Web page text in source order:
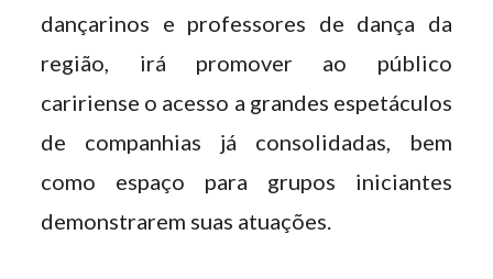
dançarinos e professores de dança da
região, irá promover ao público
caririense o acesso a grandes espetáculos
de companhias já consolidadas, bem
como espaço para grupos iniciantes
demonstrarem suas atuações.